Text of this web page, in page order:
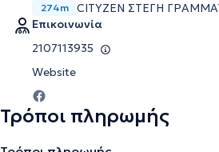
274m
CITYZEN ΣΤΕΓΗ
Επικοινωνία
2107113935
Website
Τρόποι πληρωμής